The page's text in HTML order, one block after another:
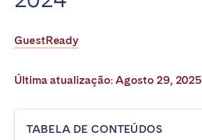
GuestReady
Última atualização: Agosto 29, 2025
TABELA DE CONTEÚDOS
Poitiers
Strasbourg
Dublin